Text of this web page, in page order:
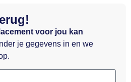
voor jou kan
je gegevens in en we